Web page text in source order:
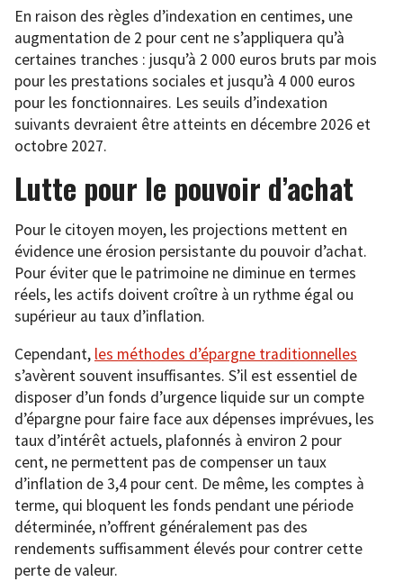
En raison des règles d’indexation en centimes, une
augmentation de 2 pour cent ne s’appliquera qu’à
certaines tranches : jusqu’à 2 000 euros bruts par mois
pour les prestations sociales et jusqu’à 4 000 euros
pour les fonctionnaires. Les seuils d’indexation
suivants devraient être atteints en décembre 2026 et
octobre 2027.
Lutte pour le pouvoir d’achat
Pour le citoyen moyen, les projections mettent en
évidence une érosion persistante du pouvoir d’achat.
Pour éviter que le patrimoine ne diminue en termes
réels, les actifs doivent croître à un rythme égal ou
supérieur au taux d’inflation.
Cependant, les méthodes d’épargne traditionnelles
s’avèrent souvent insuffisantes. S’il est essentiel de
disposer d’un fonds d’urgence liquide sur un compte
d’épargne pour faire face aux dépenses imprévues, les
taux d’intérêt actuels, plafonnés à environ 2 pour
cent, ne permettent pas de compenser un taux
d’inflation de 3,4 pour cent. De même, les comptes à
terme, qui bloquent les fonds pendant une période
déterminée, n’offrent généralement pas des
rendements suffisamment élevés pour contrer cette
perte de valeur.